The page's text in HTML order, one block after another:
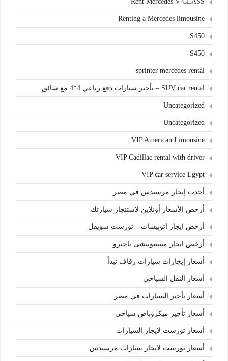
Renting a Mercedes limousine
S450
S450
sprinter mercedes rental
SUV car rental – تأجير سيارات دفع رباعي 4*4 مع سائق
Uncategorized
Uncategorized
VIP American Limousine
VIP Cadillac rental with driver
VIP car service Egypt
أحدث إيجار مرسيدس في مصر
أرخص الأسعار أونلاين لاستئجار سيارتك
أرخص ايجار اتوبيسات – تورست سويفل
أرخص ايجار ميتسوبيشى باجيرو
أسعار إيجارات سيارات زفاف تبدأ
أسعار النقل السياحى
أسعار تأجير السيارات في مصر
أسعار تأجير ميكروباص سياحي
أسعار تورست لايجار السيارات
أسعار تورست لايجار سيارات مرسيدس